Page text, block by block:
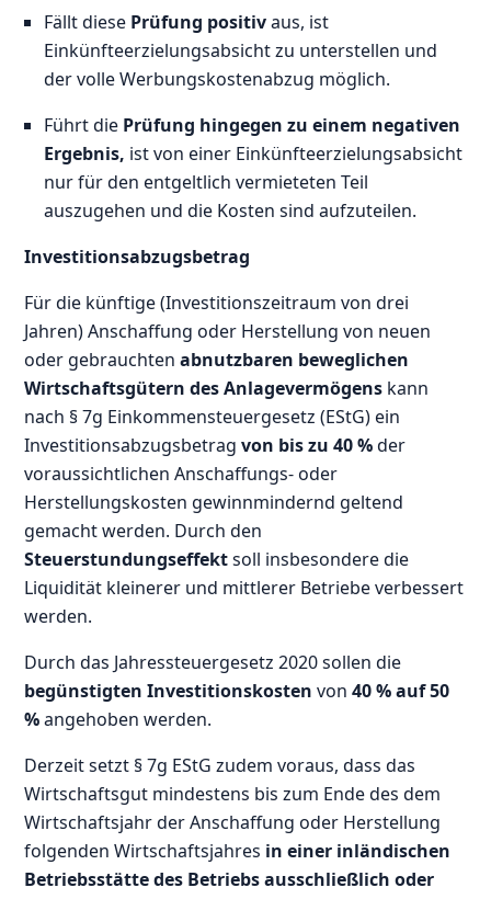
Fällt diese Prüfung positivaus, ist
Einkünfteerzielungsabsicht zu unterstellen und
der volle Werbungskostenabzug möglich.
Führt die Prüfung hingegen zu einem negativen
Ergebnis, ist von einer Einkünfteerzielungsabsicht
nur für den entgeltlich vermieteten Teil
auszugehen und die Kosten sind aufzuteilen.
Investitionsabzugsbetrag
Für die künftige (Investitionszeitraum von drei
Jahren) Anschaffung oder Herstellung von neuen
oder gebrauchtenabnutzbaren beweglichen
Wirtschaftsgütern des Anlagevermögens kann
nach § 7g Einkommensteuergesetz (EStG) ein
Investitionsabzugsbetragvon bis zu 40 %der
voraussichtlichen Anschaffungs- oder
Herstellungskosten gewinnmindernd geltend
gemacht werden. Durch den
Steuerstundungseffektsoll insbesondere die
Liquidität kleinerer und mittlerer Betriebe verbessert
werden.
Durch das Jahressteuergesetz 2020 sollen die
begünstigten Investitionskosten von40 % auf 50
%angehoben werden.
Derzeit setzt § 7g EStG zudem voraus, dass das
Wirtschaftsgut mindestens bis zum Ende des dem
Wirtschaftsjahr der Anschaffung oder Herstellung
folgenden Wirtschaftsjahres in einer inländischen
Betriebsstätte des Betriebsausschließlich oder